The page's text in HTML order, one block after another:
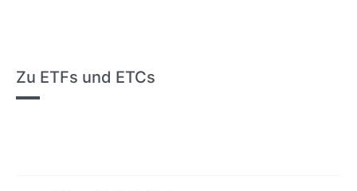
Zu ETFs und ETCs